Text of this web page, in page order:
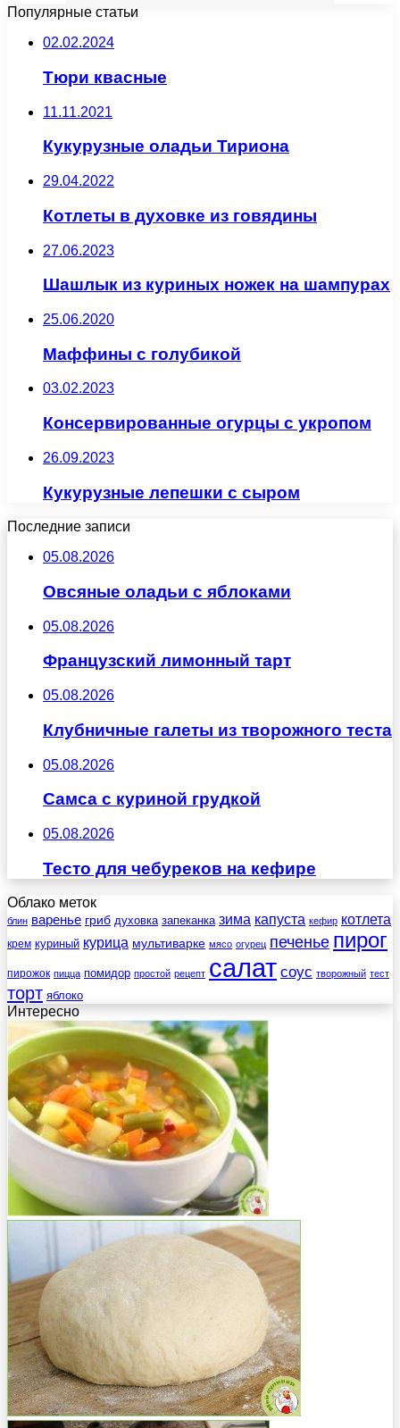
Популярные статьи
02.02.2024
Тюри квасные
11.11.2021
Кукурузные оладьи Тириона
29.04.2022
Котлеты в духовке из говядины
27.06.2023
Шашлык из куриных ножек на шампурах
25.06.2020
Маффины с голубикой
03.02.2023
Консервированные огурцы с укропом
26.09.2023
Кукурузные лепешки с сыром
Последние записи
05.08.2026
Овсяные оладьи с яблоками
05.08.2026
Французский лимонный тарт
05.08.2026
Клубничные галеты из творожного теста
05.08.2026
Самса с куриной грудкой
05.08.2026
Тесто для чебуреков на кефире
Облако меток
блин варенье гриб духовка запеканка зима капуста кефир котлета
крем куриный курица мультиварке мясо огурец печенье пирог
пирожок пицца помидор простой рецепт салат соус творожный тест
торт яблоко
Интересно